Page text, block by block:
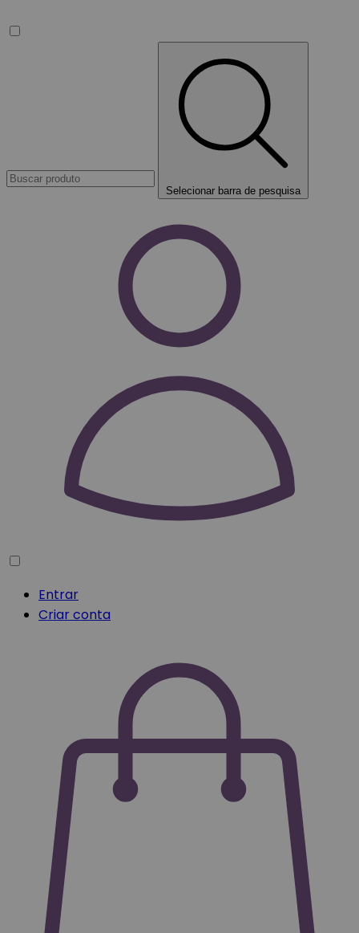
Selecionar barra de pesquisa
Entrar
Criar conta